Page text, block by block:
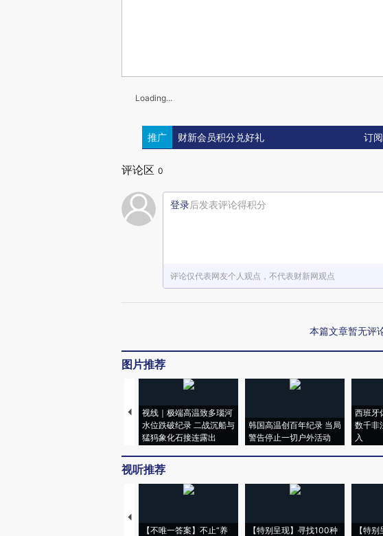
Loading...
推广 财新会员积分兑好礼 订
评论区 0
登录后发表评论得积分
评论仅代表网友个人观点，不代表财新网观点
本篇文章暂无评
图片推荐
视线｜极端高温致多瑙河
水位跌破纪录 二战沉船与
猛犸象化石接连露出
韩国高温创百年纪录 当局
警告停止一切户外活动
西班牙
数千非
入
视听推荐
【不唯一答案】不止“养
【特别呈现】寻找100种
【特